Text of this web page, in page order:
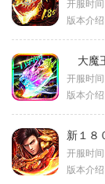
开服时间
版本介绍
大魔
开服时间
版本介绍
新１８
开服时间
版本介绍